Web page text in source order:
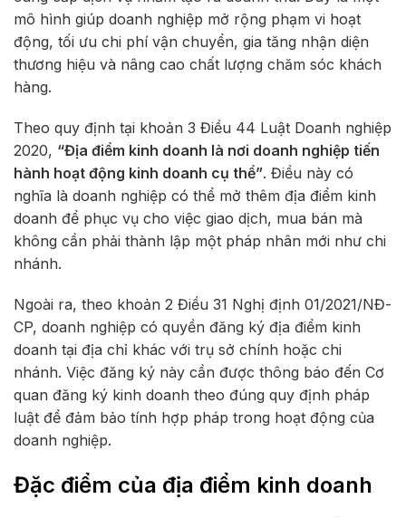
mô hình giúp doanh nghiệp mở rộng phạm vi hoạt
động, tối ưu chi phí vận chuyển, gia tăng nhận diện
thương hiệu và nâng cao chất lượng chăm sóc khách
hàng.
Theo quy định tại khoản 3 Điều 44 Luật Doanh nghiệp
2020, “Địa điểm kinh doanh là nơi doanh nghiệp tiến
hành hoạt động kinh doanh cụ thể”. Điều này có
nghĩa là doanh nghiệp có thể mở thêm địa điểm kinh
doanh để phục vụ cho việc giao dịch, mua bán mà
không cần phải thành lập một pháp nhân mới như chi
nhánh.
Ngoài ra, theo khoản 2 Điều 31 Nghị định 01/2021/NĐ-
CP, doanh nghiệp có quyền đăng ký địa điểm kinh
doanh tại địa chỉ khác với trụ sở chính hoặc chi
nhánh. Việc đăng ký này cần được thông báo đến Cơ
quan đăng ký kinh doanh theo đúng quy định pháp
luật để đảm bảo tính hợp pháp trong hoạt động của
doanh nghiệp.
Đặc điểm của địa điểm kinh doanh